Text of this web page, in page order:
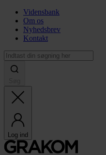
Vidensbank
Om os
Nyhedsbrev
Kontakt
Log ind